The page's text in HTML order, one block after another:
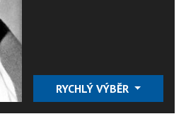
RYCHLÝ VÝBĚR